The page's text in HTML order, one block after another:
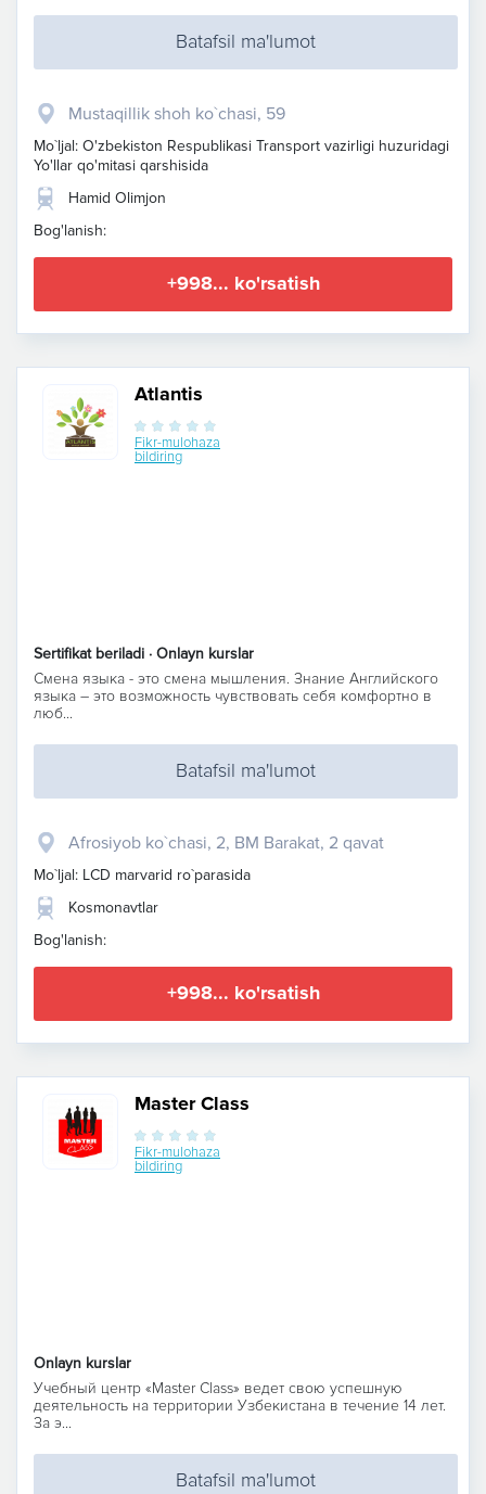
Batafsil ma'lumot
Mustaqillik shoh ko`chasi, 59
Mo`ljal: O'zbekiston Respublikasi Transport vazirligi huzuridagi
Yo'llar qo'mitasi qarshisida
Hamid Olimjon
Bog'lanish:
+998... ko'rsatish
Atlantis
Fikr-mulohaza
bildiring
Sertifikat beriladi · Onlayn kurslar
Смена языка - это смена мышления. Знание Английского
языка – это возможность чувствовать себя комфортно в
люб...
Batafsil ma'lumot
Afrosiyob ko`chasi, 2, BM Barakat, 2 qavat
Mo`ljal: LCD marvarid ro`parasida
Kosmonavtlar
Bog'lanish:
+998... ko'rsatish
Master Class
Fikr-mulohaza
bildiring
Onlayn kurslar
Учебный центр «Master Class» ведет свою успешную
деятельность на территории Узбекистана в течение 14 лет.
За э...
Batafsil ma'lumot